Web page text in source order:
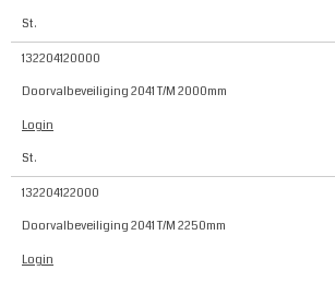
St.
132204120000
Doorvalbeveiliging 2041 T/M 2000mm
Login
St.
132204122000
Doorvalbeveiliging 2041 T/M 2250mm
Login